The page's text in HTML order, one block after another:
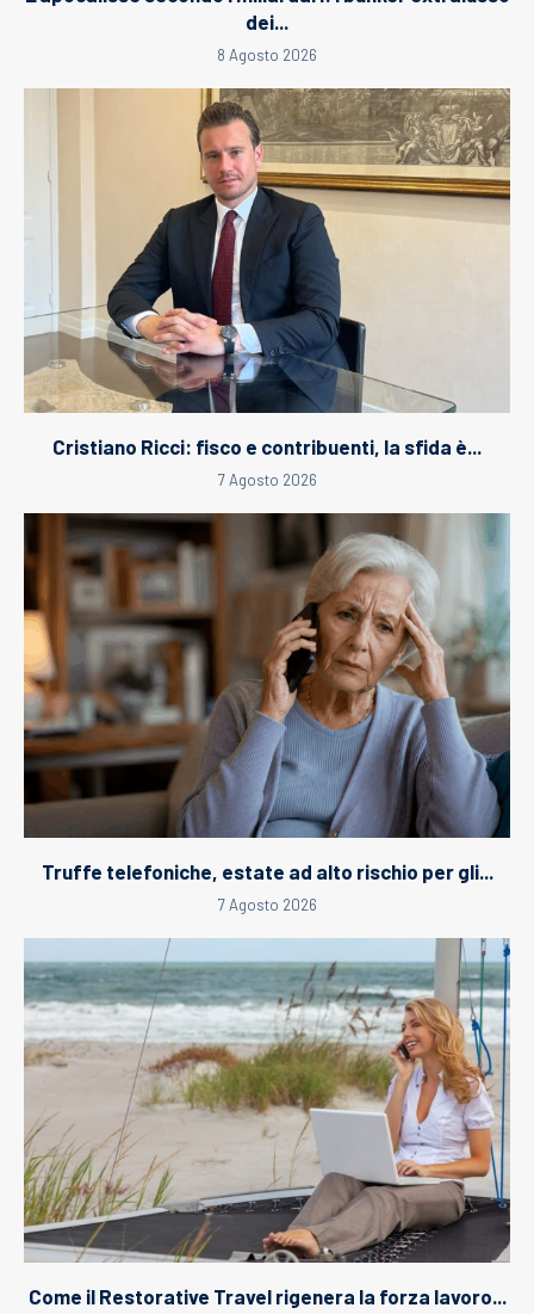
dei...
8 Agosto 2026
Cristiano Ricci: fisco e contribuenti, la sfida è...
7 Agosto 2026
Truffe telefoniche, estate ad alto rischio per gli...
7 Agosto 2026
Come il Restorative Travel rigenera la forza lavoro...